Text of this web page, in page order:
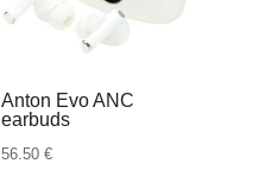
Anton Evo ANC
earbuds
56.50€